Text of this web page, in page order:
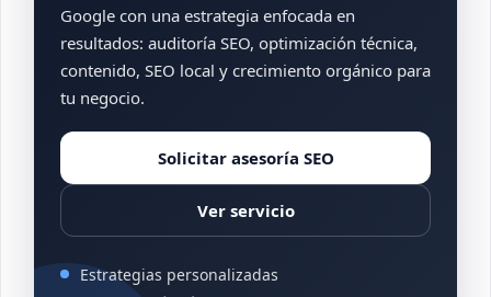
Google con una estrategia enfocada en
resultados: auditoría SEO, optimización técnica,
contenido, SEO local y crecimiento orgánico para
tu negocio.
Solicitar asesoría SEO
Ver servicio
Estrategias personalizadas